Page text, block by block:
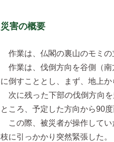
災害の概要
作業は、仏閣の裏山のモミの
作業は、伐倒方向を谷側（南
に倒すこととし、まず、地上
次に残った下部の伐倒方向を
ところ、予定した方向から90度
この際、被災者が操作してい
枝に引っかかり突然緊張した。